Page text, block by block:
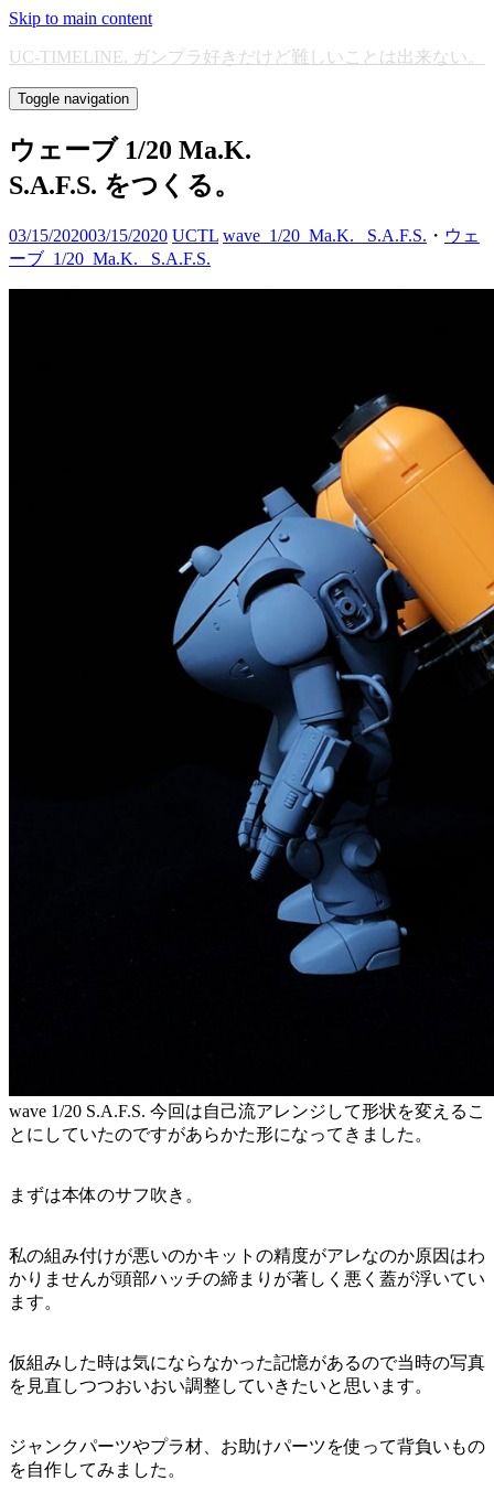
Skip to main content
UC-TIMELINE. ガンプラ好きだけど難しいことは出来ない。
Toggle navigation
ウェーブ 1/20 Ma.K.
S.A.F.S. をつくる。
03/15/202003/15/2020 UCTL wave_1/20_Ma.K._ S.A.F.S. ・ ウェ
ーブ_1/20_Ma.K._ S.A.F.S.
wave 1/20 S.A.F.S. 今回は自己流アレンジして形状を変えるこ
とにしていたのですがあらかた形になってきました。
まずは本体のサフ吹き。
私の組み付けが悪いのかキットの精度がアレなのか原因はわ
かりませんが頭部ハッチの締まりが著しく悪く蓋が浮いてい
ます。
仮組みした時は気にならなかった記憶があるので当時の写真
を見直しつつおいおい調整していきたいと思います。
ジャンクパーツやプラ材、お助けパーツを使って背負いもの
を自作してみました。